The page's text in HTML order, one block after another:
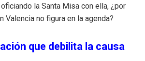
la Santa Misa con ella, ¿por
Valencia no figura en la agenda?
que debilita la causa